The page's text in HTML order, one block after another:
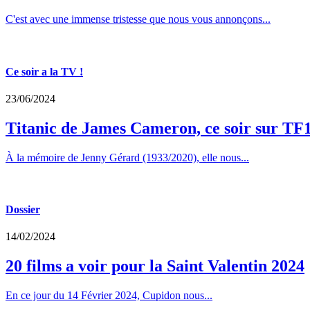
C'est avec une immense tristesse que nous vous annonçons...
Ce soir a la TV !
23/06/2024
Titanic de James Cameron, ce soir sur
À la mémoire de Jenny Gérard (1933/2020), elle nous...
Dossier
14/02/2024
20 films a voir pour la Saint Valentin 2024
En ce jour du 14 Février 2024, Cupidon nous...